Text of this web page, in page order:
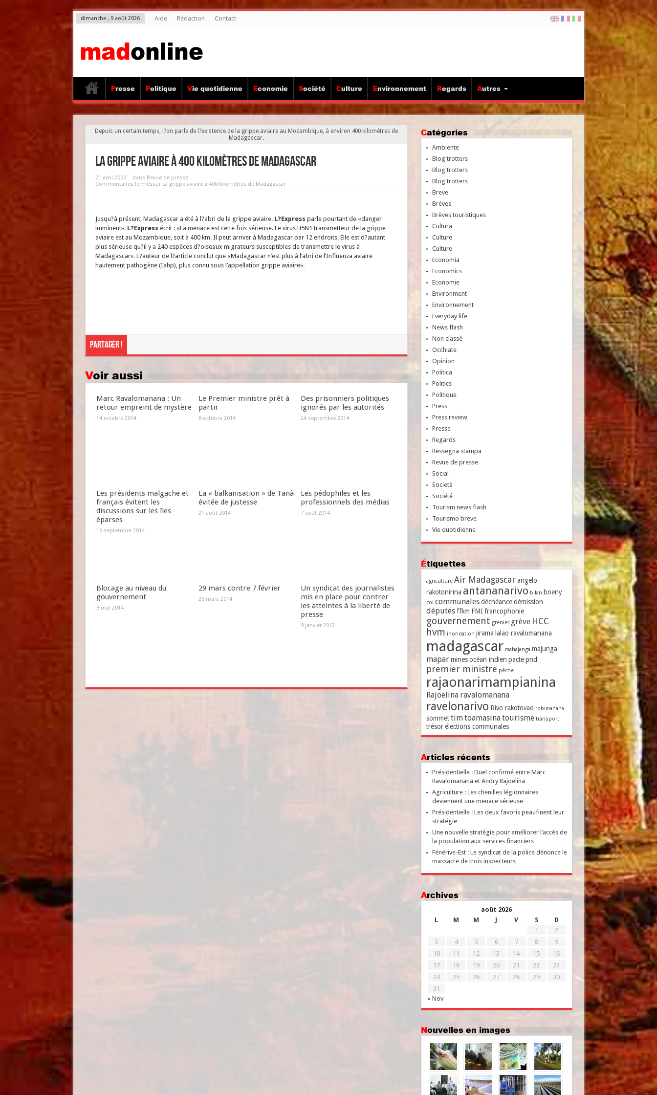
dimanche , 9 août 2026 Aide Rédaction Contact
Presse Politique Vie quotidienne Economie Société Culture Environnement Regards Autres
Depuis un certain temps, l?on parle de l?existence de la grippe aviaire au Mozambique, à environ 400 kilomètres de
Madagascar.
La grippe aviaire à 400 kilomètres de Madagascar
21 avril 2006 dans Revue de presse
Commentaires ferméssur La grippe aviaire à 400 kilomètres de Madagascar
Jusqu?à présent, Madagascar a été à l?abri de la grippe aviaire. L?Express parle pourtant de «danger
imminent». L?Express écrit : «La menace est cette fois sérieuse. Le virus H5N1 transmetteur de la grippe
aviaire est au Mozambique, soit à 400 km. Il peut arriver à Madagascar par 12 endroits. Elle est d?autant
plus sérieuse qu?il y a 240 espèces d?oiseaux migrateurs susceptibles de transmettre le virus à
Madagascar». L?auteur de l?article conclut que «Madagascar n’est plus à l’abri de l’Influenza aviaire
hautement pathogène (Iahp), plus connu sous l’appellation grippe aviaire».
Partager !
Voir aussi
Marc Ravalomanana : Un
retour empreint de mystère
14 octobre 2014
Le Premier ministre prêt à
partir
8 octobre 2014
Des prisonniers politiques
ignorés par les autorités
24 septembre 2014
Les présidents malgache et
français évitent les
discussions sur les îles
éparses
19 septembre 2014
La « balkanisation » de Tanà
évitée de justesse
21 août 2014
Les pédophiles et les
professionnels des médias
7 août 2014
Blocage au niveau du
gouvernement
8 mai 2014
29 mars contre 7 février
26 mars 2014
Un syndicat des journalistes
mis en place pour contrer
les atteintes à la liberté de
presse
9 janvier 2012
Catégories
Ambiente
Blog'trotters
Blog'trotters
Blog'trotters
Breve
Brèves
Brèves touristiques
Cultura
Culture
Culture
Economia
Economics
Economie
Environment
Environnement
Everyday life
News flash
Non classé
Occhiate
Opinion
Politica
Politics
Politique
Press
Press review
Presse
Regards
Ressegna stampa
Revue de presse
Social
Società
Société
Tourism news flash
Tourismo breve
Vie quotidienne
Étiquettes
agriculture Air Madagascar angelo
rakotonirina antananarivo bilan boeny
coi communales déchéance démission
députés ffkm FMI francophonie
gouvernement grenier grève HCC
hvm inondation jirama lalao ravalomanana
madagascar mahajanga majunga
mapar mines océan indien pacte pnd
premier ministre pêche
rajaonarimampianina
Rajoelina ravalomanana
ravelonarivo Rivo rakotovao robimanana
sommet timtoamasinatourisme transport
trésor élections communales
Articles récents
Présidentielle : Duel confirmé entre Marc
Ravalomanana et Andry Rajoelina
Agriculture : Les chenilles légionnaires
deviennent une menace sérieuse
Présidentielle : Les deux favoris peaufinent leur
stratégie
Une nouvelle stratégie pour améliorer l’accès de
la population aux services financiers
Fénérive-Est : Le syndicat de la police dénonce le
massacre de trois inspecteurs
Archives
août 2026
L
M M J V S D
« Nov
1
2
3
4 5 6 7 8
9
10
11 12 13 14 15
16
17
18 19 20 21 22
23
24
25 26 27 28 29
30
31
Nouvelles en images